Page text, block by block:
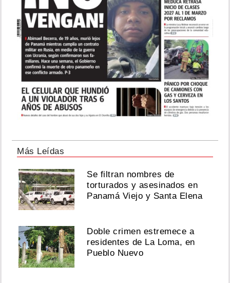
Más Leídas
Se filtran nombres de
torturados y asesinados en
Panamá Viejo y Santa Elena
Doble crimen estremece a
residentes de La Loma, en
Pueblo Nuevo